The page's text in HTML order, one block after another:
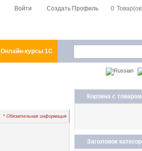
Войти Создать Профиль 0
Онлайн-курсы 1С
* Обязательная информация
Корзина с
Заголовок